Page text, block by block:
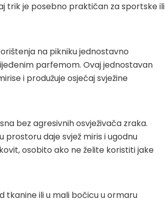
trik je posebno praktičan za sportske ili
na pikniku jednostavno
parfemom. Ovaj jednostavan
i produžuje osjećaj svježine
bez agresivnih osvježivača zraka.
daje svjež miris i ugodnu
osobito ako ne želite koristiti jake
tkanine ili u mali bočicu u ormaru